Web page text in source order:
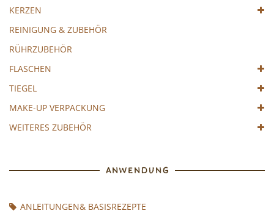
KERZEN
REINIGUNG & ZUBEHÖR
RÜHRZUBEHÖR
FLASCHEN
TIEGEL
MAKE-UP VERPACKUNG
WEITERES ZUBEHÖR
ANWENDUNG
ANLEITUNGEN& BASISREZEPTE